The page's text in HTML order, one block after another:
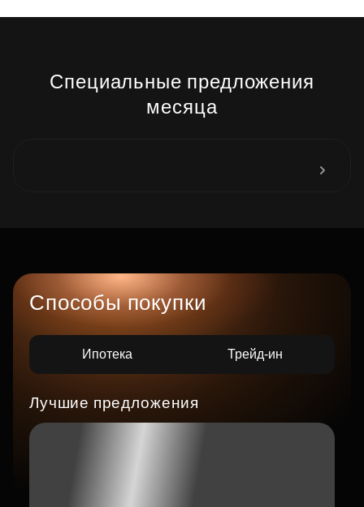
Специальные предложения
месяца
Способы покупки
Ипотека Трейд-ин
Лучшие предложения